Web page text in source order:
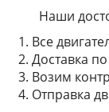
Наши
Все
Доставка
Возим
Отправка